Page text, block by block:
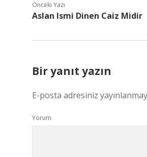
Önceki Yazı
Aslan Ismi Dinen Caiz Midir
Bir yanıt yazın
E-posta adresiniz
Yorum